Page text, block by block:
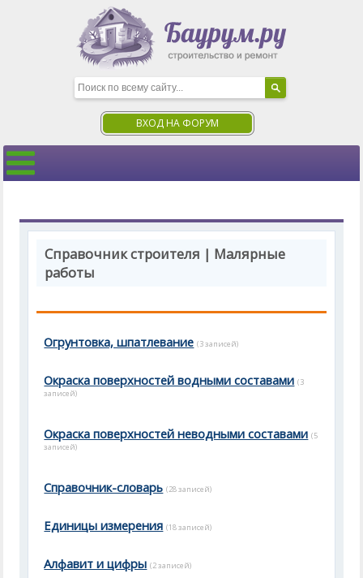
ВХОД НА ФОРУМ
Справочник строителя | Малярные
работы
Огрунтовка, шпатлевание (3 записей)
Окраска поверхностей водными составами (3
записей)
Окраска поверхностей неводными составами (5
записей)
Справочник-словарь (28 записей)
Единицы измерения (18 записей)
Алфавит и цифры (2 записей)